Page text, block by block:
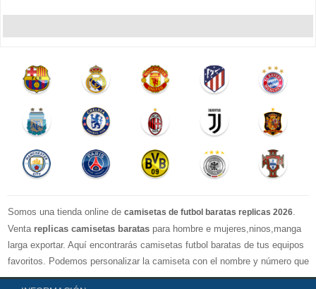
Somos una tienda online de camisetas de futbol baratas replicas 2026
Venta replicas camisetas baratas para hombre e mujeres,ninos,manga
larga exportar. Aquí encontrarás camisetas futbol baratas de tus equipos
favoritos. Podemos personalizar la camiseta con el nombre y número que
quieras. Nuestrascamisetas de futbol replicasson de máxima calidad